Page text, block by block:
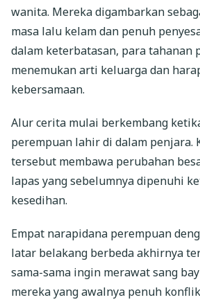
wanita. Mereka digambarkan
masa lalu kelam dan penuh
dalam keterbatasan, para tahanan
menemukan arti keluarga dan
kebersamaan.
Alur cerita mulai berkembang
perempuan lahir di dalam penjara.
tersebut membawa perubahan
lapas yang sebelumnya dipenuhi
kesedihan.
Empat narapidana perempuan
latar belakang berbeda akhirnya
sama-sama ingin merawat sang
mereka yang awalnya penuh